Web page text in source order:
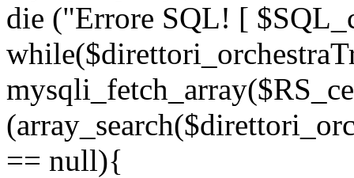
die ("Errore SQL! [
== null){